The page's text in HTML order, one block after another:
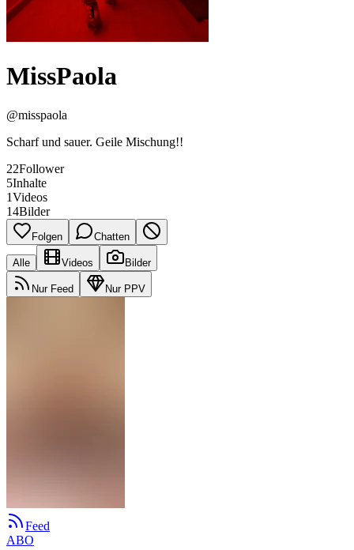
MissPaola
@misspaola
Scharf und sauer. Geile Mischung!!
22Follower
5Inhalte
1Videos
14Bilder
Folgen Chatten
Alle Videos Bilder
Nur Feed Nur PPV
Feed
ABO